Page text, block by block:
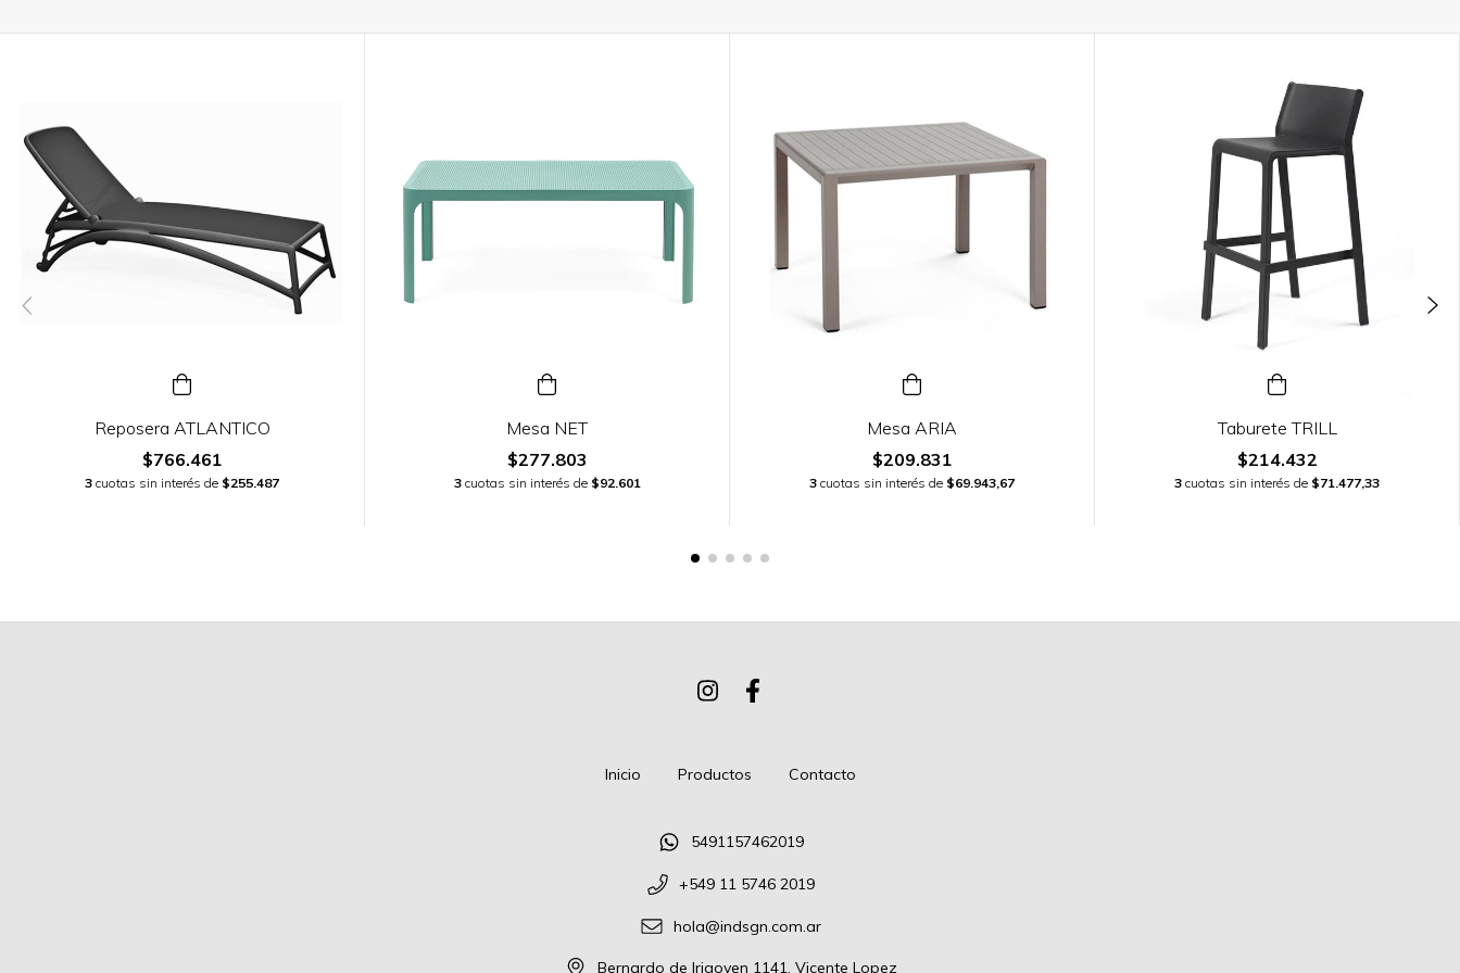
Reposera ATLANTICO
$766.461
3 cuotas sin interés de $255.487
Mesa NET
$277.803
3 cuotas sin interés de $92.601
Mesa ARIA
$209.831
3 cuotas sin interés de $69.943,67
Taburete TRILL
$214.432
3 cuotas sin interés de $71.477,33
Inicio Productos Contacto
5491157462019
+549 11 5746 2019
hola@indsgn.com.ar
Bernardo de Irigoyen 1141, Vicente Lopez